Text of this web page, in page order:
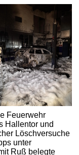
Feuerwehr
Hallentor und
Löschversuche
unter
Ruß belegte